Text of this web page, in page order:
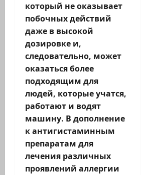
который не оказывает
побочных действий
даже в высокой
дозировке и,
следовательно, может
оказаться более
подходящим для
людей, которые учатся,
работают и водят
машину. В дополнение
к антигистаминным
препаратам для
лечения различных
проявлений аллергии